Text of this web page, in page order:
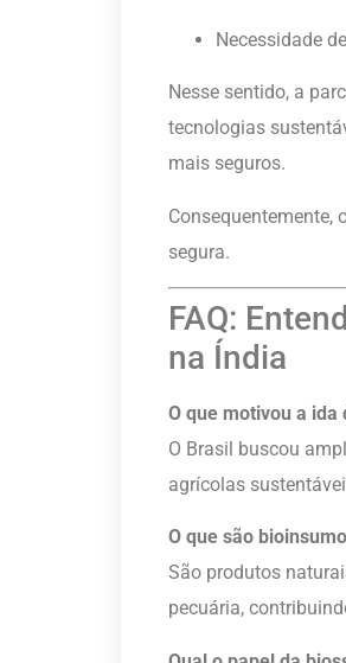
Necessidade
Nesse sentido, a
tecnologias
mais seguros.
Consequentemente,
segura.
FAQ:
na Índia
O que motivou a
O Brasil buscou
agrícolas
O que são
São produtos
pecuária,